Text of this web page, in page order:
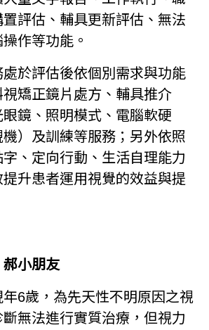
評估、輔具更新評估、無法
作等功能。
評估後依個別需求與功能
矯正鏡片處方、輔具推介
眼鏡、照明模式、電腦軟硬
）及訓練等服務；另外依照
、定向行動、生活自理能力
升患者運用視覺的效益與提
小朋友
歲，為先天性不明原因之視
無法進行實質治療，但視力